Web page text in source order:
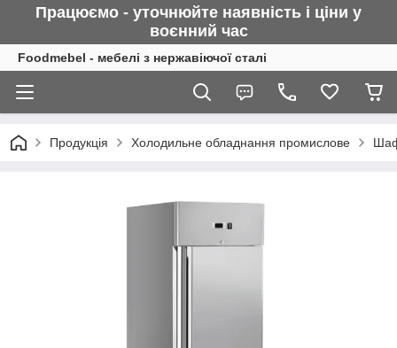
Працюємо - уточнюйте наявність і ціни у
воєнний час
Foodmebel - мебелі з нержавіючої сталі
Продукція Холодильне обладнання промислове